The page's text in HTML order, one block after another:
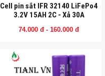
Cell pin sắt IFR 32140 LiFePo4
3.2V 15AH 2C - Xả 30A
74.000 đ - 160.000 đ